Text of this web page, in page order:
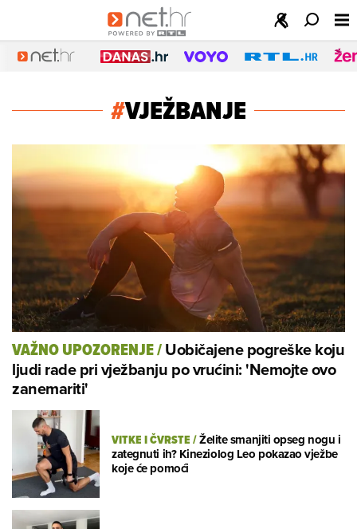
#VJEŽBANJE
VAŽNO UPOZORENJE/Uobičajene pogreške koju
ljudi rade pri vježbanju po vrućini: 'Nemojte ovo
zanemariti'
VITKE I ČVRSTE/Želite smanjiti opseg nogu i
zategnuti ih? Kineziolog Leo pokazao vježbe
koje će pomoći